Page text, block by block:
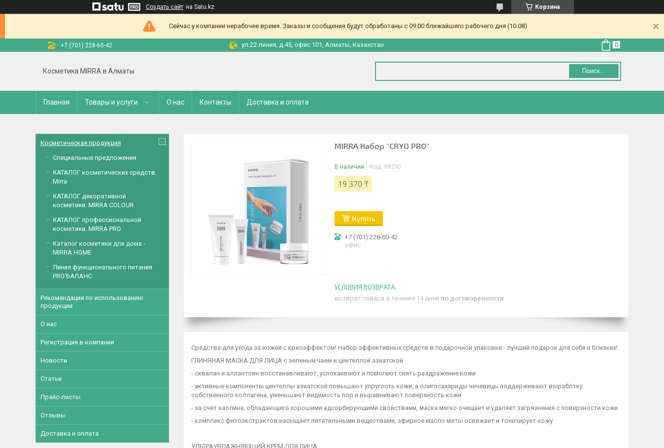
Создать сайт на Satu.kz Корзина
Сейчас у компании нерабочее время. Заказы и сообщения будут обработаны с 09:00 ближайшего рабочего дня (10.08)
+7 (701) 228-60-42 ул.22 линия, д.45, офис 101, Алматы, Казахстан
Косметика MIRRA в Алматы Поиск...
Главная Товары и услуги О нас Контакты Доставка и оплата
MIRRA Набор "CRYO PRO"
В наличии Код: 99290
19 370 ₸
Купить
+7 (701) 228-60-42
офис
возврат товара в течение 14 дней по договоренности
Средства для ухода за кожей с криоэффектом! Набор эффективных средств в подарочной упаковке - лучший подарок для себя и близких!
ГЛИНЯНАЯ МАСКА ДЛЯ ЛИЦА с зеленым чаем и центеллой азиатской
- cквалан и аллантоин восстанавливают, успокаивают и помогают снять раздражение кожи
- активные компоненты центеллы азиатской повышают упругость кожи, а олигосахариды чечевицы поддерживают выработку
собственного коллагена, уменьшают видимость пор и выравнивают поверхность кожи
- за счет каолина, обладающего хорошими адсорбирующими свойствами, маска мягко очищает и удаляет загрязнения с поверхности кожи
- комплекс фитоэкстрактов насыщает питательными веществами, эфирное масло мяты освежает и тонизирует кожу
УЛЬТРАУВЛАЖНЯЮЩИЙ КРЕМ ДЛЯ ЛИЦА
Косметическая продукция
Специальные предложения
КАТАЛОГ косметических средств
Mirra
КАТАЛОГ декоративной
косметики. MIRRA COLOUR
КАТАЛОГ профессиональной
косметики. MIRRA PRO
Каталог косметики для дома -
MIRRA HOME
Линия функционального питания
PRO'БАЛАНС
Рекомендации по использованию
продукции
О нас
Регистрация в компании
Новости
Статьи
Прайс-листы
Отзывы
Доставка и оплата